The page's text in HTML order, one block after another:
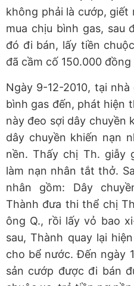
không phải là cướp, giết
mua chịu bình gas, sau
đó đi bán, lấy tiền
đã cầm cố 150.000
Ngày 9-12-2010, tại
bình gas đến, phát hiện
này đeo sợi dây chuyền
dây chuyền khiến nạn
nền. Thấy chị Th. giẫy
làm nạn nhân tắt thở.
nhân gồm: Dây
Thành đưa thi thể chị
ông Q., rồi lấy vỏ bao
sau, Thành quay lại
cho bể nước. Đến ngày
sản cướp được đi bán